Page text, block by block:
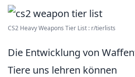
CS2 Heavy Weapons Tier List : r/tierlists
Die Entwicklung von
Tiere uns lehren können